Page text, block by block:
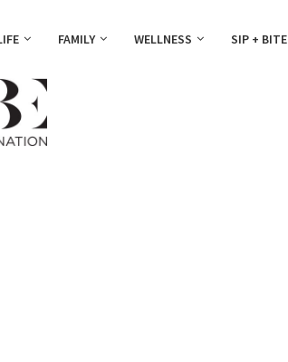
FAMILY WELLNESS SIP + BITE